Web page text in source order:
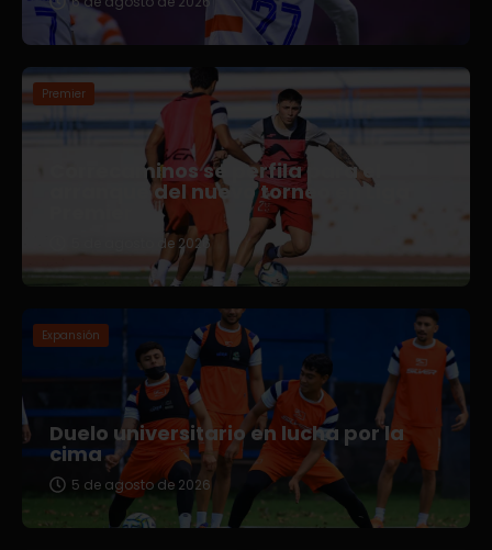
Premier
Correcaminos se perfila para el
arranque del nuevo torneo en Liga
5 de agosto de 2026
Expansión
Duelo universitario en lucha por la
cima
5 de agosto de 2026